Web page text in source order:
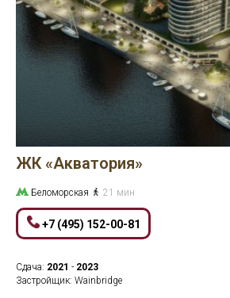
ЖК «Акватория»
Беломорская 21 мин
+7 (495) 152-00-81
Сдача: 2021 - 2023
Застройщик: Wainbridge